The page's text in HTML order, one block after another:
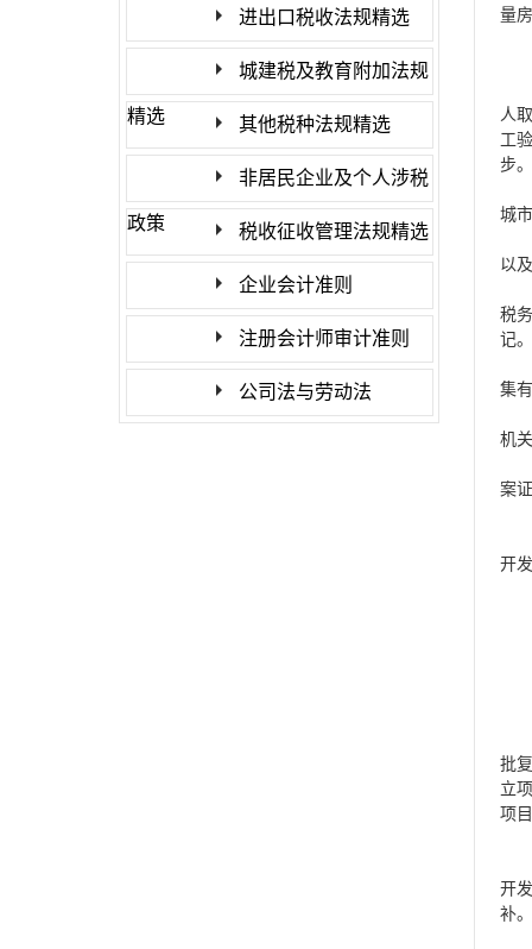
进出口税收法规精选
城建税及教育附加法规
精选 其他税种法规精选
非居民企业及个人涉税
政策 税收征收管理法规精选
企业会计准则
注册会计师审计准则
公司法与劳动法
量房
人
工
步。
城
以
税
记。
集
机
案
开
批
立
项
开
补。